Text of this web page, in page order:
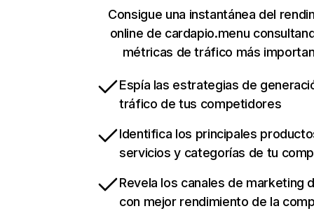
Consigue una instantánea del
online de cardapio.menu
métricas de tráfico más
Espía las estrategias de
tráfico de tus competidores
Identifica los principales
servicios y categorías de tu
Revela los canales de marketing
con mejor rendimiento de la